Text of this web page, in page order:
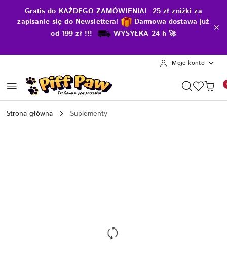
Przejdź do treści głównej
Przejdź do wyszukiwarki
Przejdź do moje konto
Przejdź do menu głównego
Przejdź do opisu produktu
Przejdź do stopki
Gratis do KAŻDEGO ZAMÓWIENIA! 25 zł zniżki za
zapisanie się do Newslettera! Darmowa dostawa już
od 199 zł !!!
WYSYŁKA 24 h 🚀
Moje konto
Strona główna Suplementy